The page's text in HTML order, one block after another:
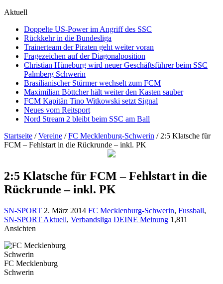
Aktuell
Doppelte US-Power im Angriff des SSC
Rückkehr in die Bundesliga
Trainerteam der Piraten geht weiter voran
Fragezeichen auf der Diagonalposition
Christian Hüneburg wird neuer Geschäftsführer beim SSC
Palmberg Schwerin
Brasilianischer Stürmer wechselt zum FCM
Maximilian Böttcher hält weiter den Kasten sauber
FCM Kapitän Tino Witkowski setzt Signal
Neues vom Reitsport
Nord Stream 2 bleibt beim SSC am Ball
Startseite / Vereine / FC Mecklenburg-Schwerin / 2:5 Klatsche für
FCM – Fehlstart in die Rückrunde – inkl. PK
2:5 Klatsche für FCM – Fehlstart in die
Rückrunde – inkl. PK
SN-SPORT 2. März 2014 FC Mecklenburg-Schwerin, Fussball,
SN-SPORT Aktuell, Verbandsliga DEINE Meinung 1,811
Ansichten
FC Mecklenburg
Schwerin